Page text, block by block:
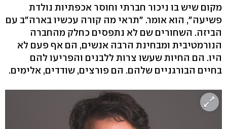
מקום שיש בו ניכור חברתי וחוסר אכפתיות נולדת
פשיעה", הוא אומר. "תראי מה קורה עכשיו בארה"ב עם
הביזה. השחורים שם לא נתפסים כחלק מהחברה
הנורמטיבית ומבחינת הרבה אנשים, הם אף פעם לא
היו. הם החיות שעשו צרות ללבנים והפריעו להם
בחיים הבורגניים שלהם. הם פורצים, שודדים, אלימים.